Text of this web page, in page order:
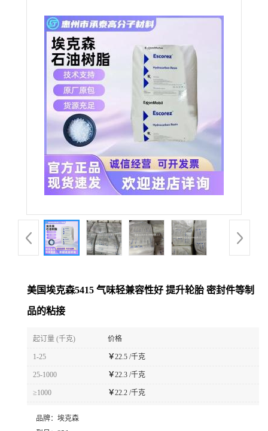
美国埃克森5415 气味轻兼容性好 提升轮胎 密封件等制
品的粘接
起订量 (千克) 价格
1-25 ￥22.5 /千克
25-1000 ￥22.3 /千克
≥1000 ￥22.2 /千克
品牌： 埃克森